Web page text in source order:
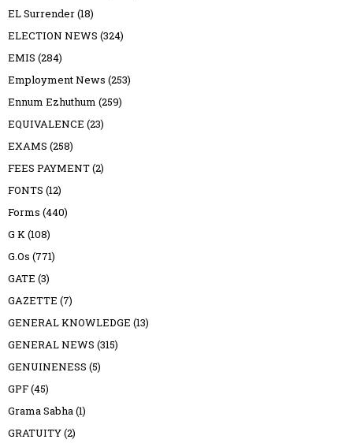
EL Surrender(18)
ELECTION NEWS (324)
EMIS (284)
Employment News (253)
Ennum Ezhuthum (259)
EQUIVALENCE (23)
EXAMS (258)
FEES PAYMENT(2)
FONTS (12)
Forms (440)
G K(108)
G.Os (771)
GATE (3)
GAZETTE (7)
GENERAL KNOWLEDGE (13)
GENERAL NEWS (315)
GENUINENESS (5)
GPF(45)
Grama Sabha(1)
GRATUITY(2)